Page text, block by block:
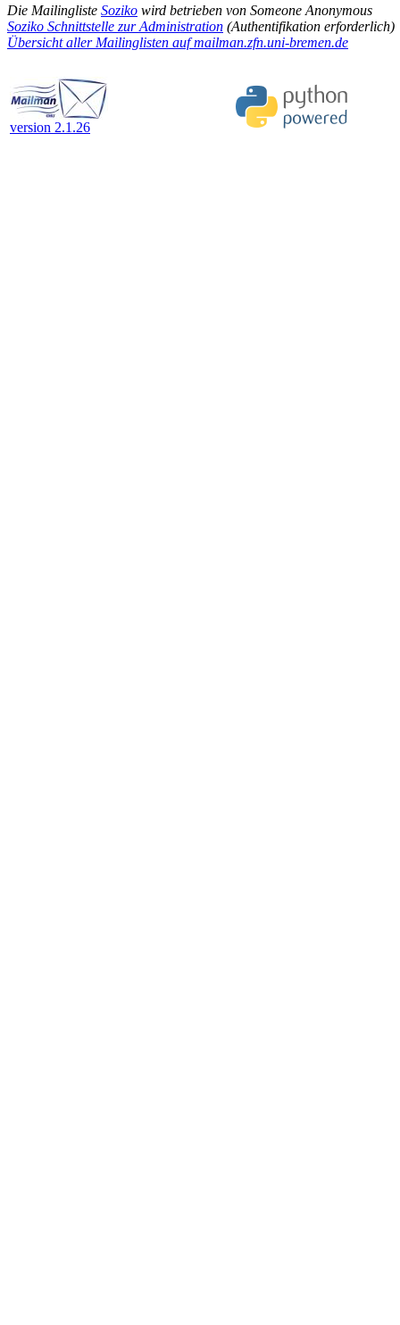
Die Mailingliste Soziko wird betrieben von Someone Anonymous
Soziko Schnittstelle zur Administration (Authentifikation erforderlich)
Übersicht aller Mailinglisten auf mailman.zfn.uni-bremen.de
version 2.1.26